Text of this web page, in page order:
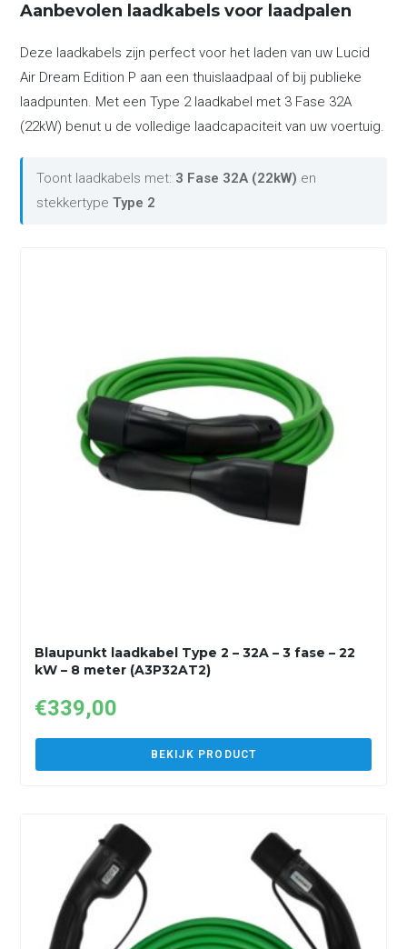
Aanbevolen laadkabels voor laadpalen
Deze laadkabels zijn perfect voor het laden van uw Lucid
Air Dream Edition P aan een thuislaadpaal of bij publieke
laadpunten. Met een Type 2 laadkabel met 3 Fase 32A
(22kW) benut u de volledige laadcapaciteit van uw voertuig.
Toont laadkabels met: 3 Fase 32A (22kW) en
stekkertypeType 2
Blaupunkt laadkabel Type 2 – 32A – 3 fase – 22
kW – 8 meter (A3P32AT2)
€339,00
BEKIJK PRODUCT